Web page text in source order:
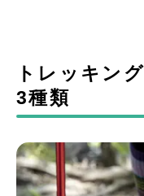
トレッキン
3種類